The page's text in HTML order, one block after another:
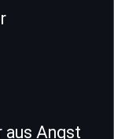
aus Angst